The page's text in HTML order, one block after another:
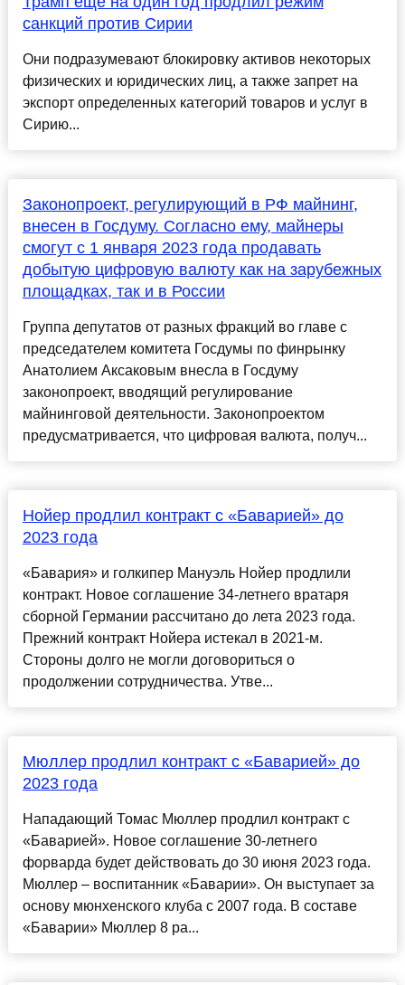
санкций против Сирии
Они подразумевают блокировку активов некоторых
физических и юридических лиц, а также запрет на
экспорт определенных категорий товаров и услуг в
Сирию...
Законопроект, регулирующий в РФ майнинг,
внесен в Госдуму. Согласно ему, майнеры
смогут с 1 января 2023 года продавать
добытую цифровую валюту как на зарубежных
площадках, так и в России
Группа депутатов от разных фракций во главе с
председателем комитета Госдумы по финрынку
Анатолием Аксаковым внесла в Госдуму
законопроект, вводящий регулирование
майнинговой деятельности. Законопроектом
предусматривается, что цифровая валюта, получ...
Нойер продлил контракт с «Баварией» до
2023 года
«Бавария» и голкипер Мануэль Нойер продлили
контракт. Новое соглашение 34-летнего вратаря
сборной Германии рассчитано до лета 2023 года.
Прежний контракт Нойера истекал в 2021-м.
Стороны долго не могли договориться о
продолжении сотрудничества. Утве...
Мюллер продлил контракт с «Баварией» до
2023 года
Нападающий Томас Мюллер продлил контракт с
«Баварией». Новое соглашение 30-летнего
форварда будет действовать до 30 июня 2023 года.
Мюллер – воспитанник «Баварии». Он выступает за
основу мюнхенского клуба с 2007 года. В составе
«Баварии» Мюллер 8 ра...